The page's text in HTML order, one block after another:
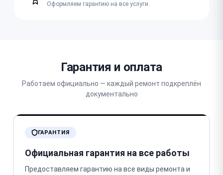
Оформляем гарантию на все услуги.
Гарантия и оплата
Работаем официально — каждый ремонт подкреплён
документально
ГАРАНТИЯ
Официальная гарантия на все работы
Предоставляем гарантию на все виды ремонта и